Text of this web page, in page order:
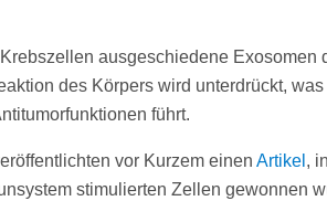
ausgeschiedene
des Körpers wird unterdrückt,
führt.
vor Kurzem einen Artikel ,
stimulierten Zellen gewonnen